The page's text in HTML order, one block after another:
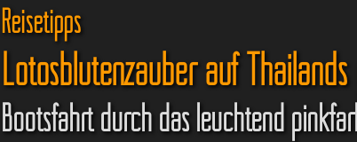
Reisetipps
Lotosblütenzauber auf
Bootsfahrt durch das leuchtend